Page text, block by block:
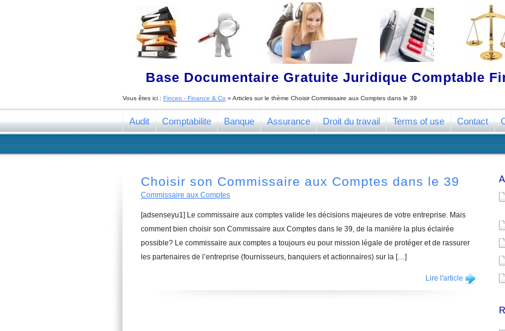
Base Documentaire Gratuite Juridique Comptable
Vous êtes ici : Finceo - Finance & Co » Articles sur le thème Choisir Commissaire aux Comptes dans le 39
Audit Comptabilite Banque Assurance Droit du travail Terms of use Contact
Choisir son Commissaire aux Comptes dans le 39
Commissaire aux Comptes
[adsenseyu1] Le commissaire aux comptes valide les décisions majeures de votre entreprise. Mais
comment bien choisir son Commissaire aux Comptes dans le 39, de la manière la plus éclairée
possible? Le commissaire aux comptes a toujours eu pour mission légale de protéger et de rassurer
les partenaires de l’entreprise (fournisseurs, banquiers et actionnaires) sur la […]
Lire l'article